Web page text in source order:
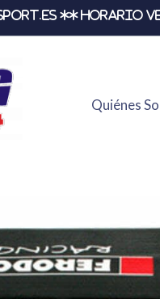
** HORARIO
Quiénes